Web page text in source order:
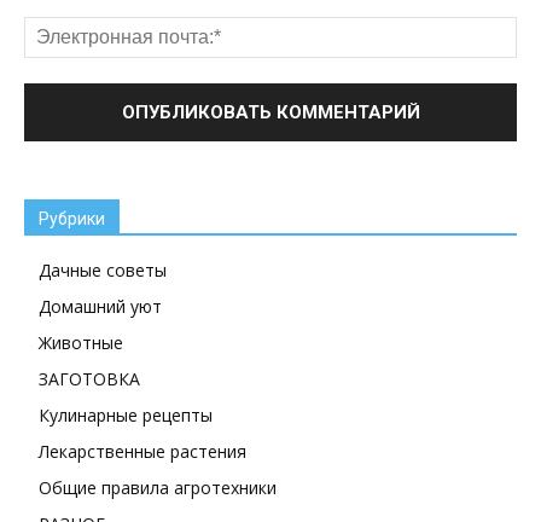
Рубрики
Дачные советы
Домашний уют
Животные
ЗАГОТОВКА
Кулинарные рецепты
Лекарственные растения
Общие правила агротехники